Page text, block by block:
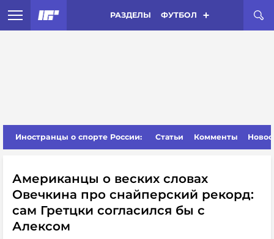
РАЗДЕЛЫ ФУТБОЛ
Иностранцы о спорте России: Статьи Комменты
Американцы о веских словах
Овечкина про снайперский рекорд:
сам Гретцки согласился бы с
Алексом